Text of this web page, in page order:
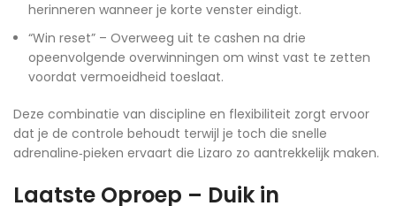
herinneren wanneer je korte venster eindigt.
“Win reset” – Overweeg uit te cashen na drie
opeenvolgende overwinningen om winst vast te zetten
voordat vermoeidheid toeslaat.
Deze combinatie van discipline en flexibiliteit zorgt ervoor
dat je de controle behoudt terwijl je toch die snelle
adrenaline‑pieken ervaart die Lizaro zo aantrekkelijk maken.
Laatste Oproep – Duik in